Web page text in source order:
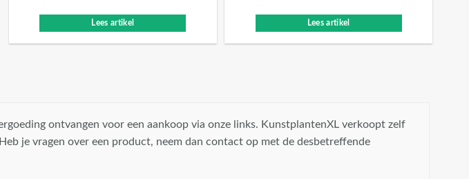
Lees artikel Lees artikel
ontvangen voor een aankoop via onze links. KunstplantenXL verkoopt zelf
je vragen over een product, neem dan contact op met de desbetreffende